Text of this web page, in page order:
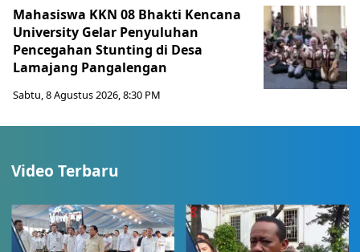
Mahasiswa KKN 08 Bhakti Kencana
University Gelar Penyuluhan
Pencegahan Stunting di Desa
Lamajang Pangalengan
Sabtu, 8 Agustus 2026, 8:30 PM
Video Terbaru